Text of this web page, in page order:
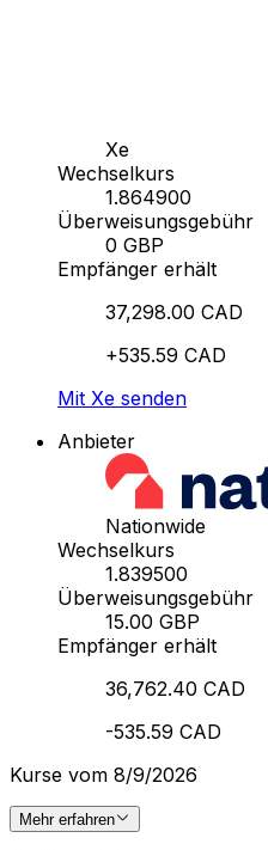
Xe
Wechselkurs
1.864900
Überweisungsgebühr
0 GBP
Empfänger erhält
37,298.00 CAD
+535.59 CAD
Mit Xe senden
Anbieter
Nationwide
Wechselkurs
1.839500
Überweisungsgebühr
15.00 GBP
Empfänger erhält
36,762.40 CAD
-535.59 CAD
Kurse vom 8/9/2026
Mehr erfahren